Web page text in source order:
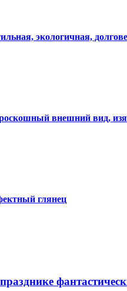
экологичная,
роскошный внешний вид,
глянец